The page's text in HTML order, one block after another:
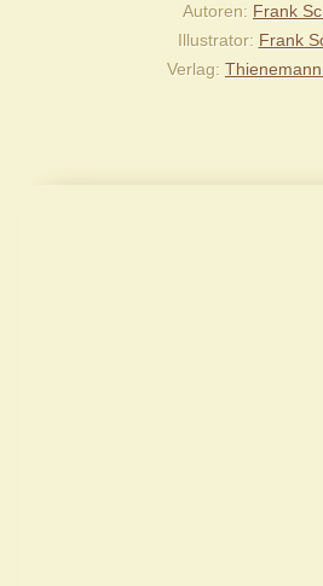
Autoren Frank
Illustrator Frank
Verlag